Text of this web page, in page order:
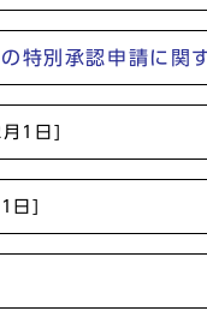
特別承認申請に関
1日]
日]